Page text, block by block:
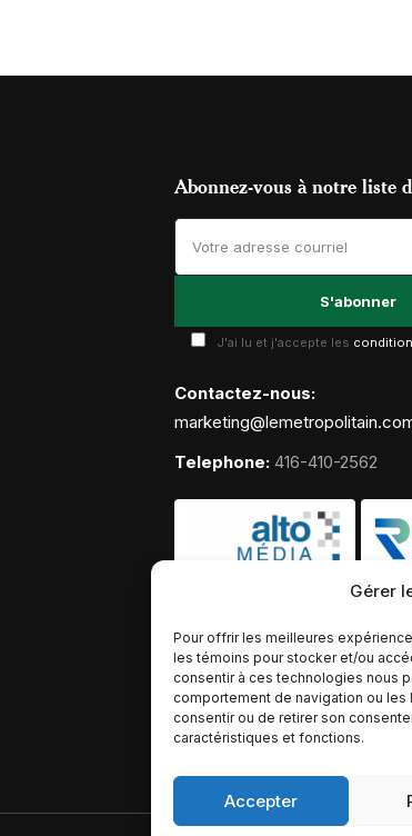
Gérer
Pour offrir les meilleures
les témoins pour stocker et/ou
consentir à ces technologies nous
comportement de navigation ou les
consentir ou de retirer son
caractéristiques et fonctions.
Accepter
Abonnez-vous à notre liste
J'ai lu et j'accepte les
Contactez-nous:
Telephone: 416-410-2562